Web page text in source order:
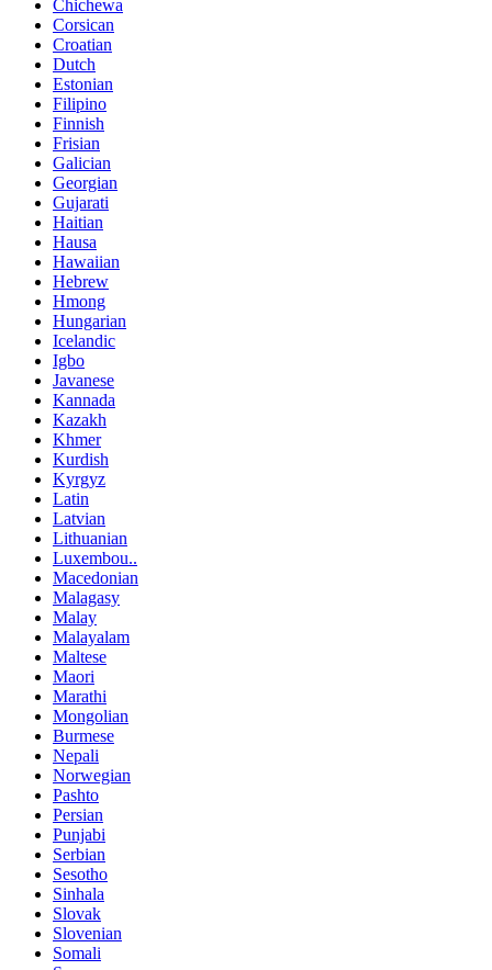
Chichewa
Corsican
Croatian
Dutch
Estonian
Filipino
Finnish
Frisian
Galician
Georgian
Gujarati
Haitian
Hausa
Hawaiian
Hebrew
Hmong
Hungarian
Icelandic
Igbo
Javanese
Kannada
Kazakh
Khmer
Kurdish
Kyrgyz
Latin
Latvian
Lithuanian
Luxembou..
Macedonian
Malagasy
Malay
Malayalam
Maltese
Maori
Marathi
Mongolian
Burmese
Nepali
Norwegian
Pashto
Persian
Punjabi
Serbian
Sesotho
Sinhala
Slovak
Slovenian
Somali